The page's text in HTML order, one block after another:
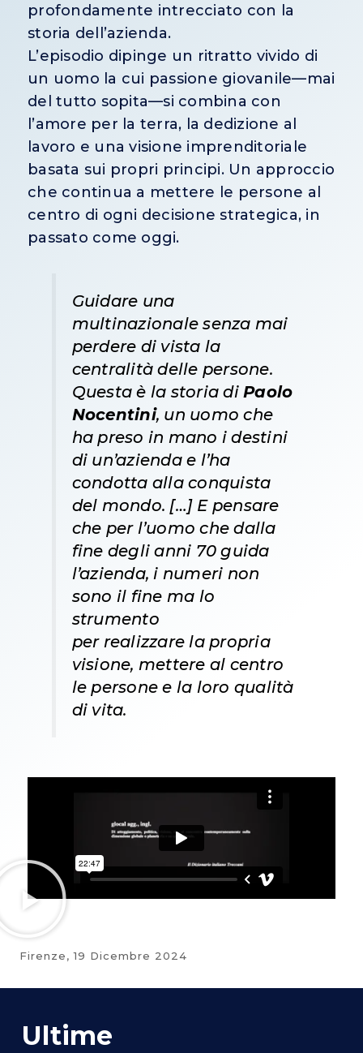
profondamente intrecciato con la
storia dell’azienda.
L’episodio dipinge un ritratto vivido di
un uomo la cui passione giovanile—mai
del tutto sopita—si combina con
l’amore per la terra, la dedizione al
lavoro e una visione imprenditoriale
basata sui propri principi. Un approccio
che continua a mettere le persone al
centro di ogni decisione strategica, in
passato come oggi.
Guidare una
multinazionale senza mai
perdere di vista la
centralità delle persone.
Questa è la storia diPaolo
Nocentini, un uomo che
ha preso in mano i destini
di un’azienda e l’ha
condotta alla conquista
del mondo. […] E pensare
che per l’uomo che dalla
fine degli anni 70 guida
l’azienda, i numeri non
sono il fine ma lo
strumento
per realizzare la propria
visione, mettere al centro
le persone e la loro qualità
di vita.
Firenze,19 Dicembre 2024
Ultime